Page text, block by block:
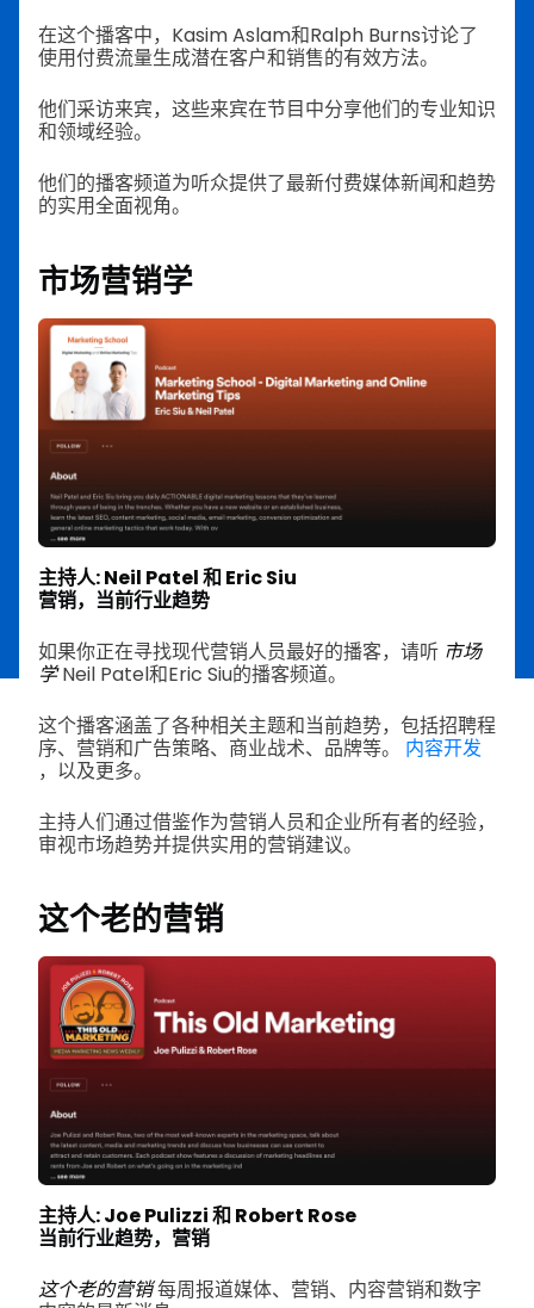
在这个播客中，Kasim Aslam和Ralph Burns讨论了
使用付费流量生成潜在客户和销售的有效方法。
他们采访来宾，这些来宾在节目中分享他们的专业知识
和领域经验。
他们的播客频道为听众提供了最新付费媒体新闻和趋势
的实用全面视角。
市场营销学
主持人: Neil Patel 和 Eric Siu
营销，当前行业趋势
如果你正在寻找现代营销人员最好的播客，请听 市场
学Neil Patel和Eric Siu的播客频道。
这个播客涵盖了各种相关主题和当前趋势，包括招聘程
序、营销和广告策略、商业战术、品牌等。 内容开发
，以及更多。
主持人们通过借鉴作为营销人员和企业所有者的经验，
审视市场趋势并提供实用的营销建议。
这个老的营销
主持人: Joe Pulizzi 和 Robert Rose
当前行业趋势，营销
这个老的营销每周报道媒体、营销、内容营销和数字